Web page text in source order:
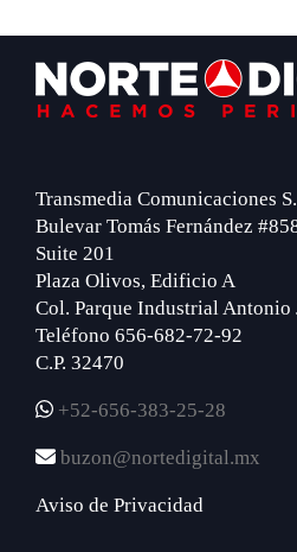
Footer
Transmedia Comunicaciones
Bulevar Tomás Fernández
Suite 201
Plaza Olivos, Edificio A
Col. Parque Industrial Antonio
Teléfono 656-682-72-92
C.P. 32470
+52-656-383-25-28
buzon@nortedigital.mx
Aviso de Privacidad